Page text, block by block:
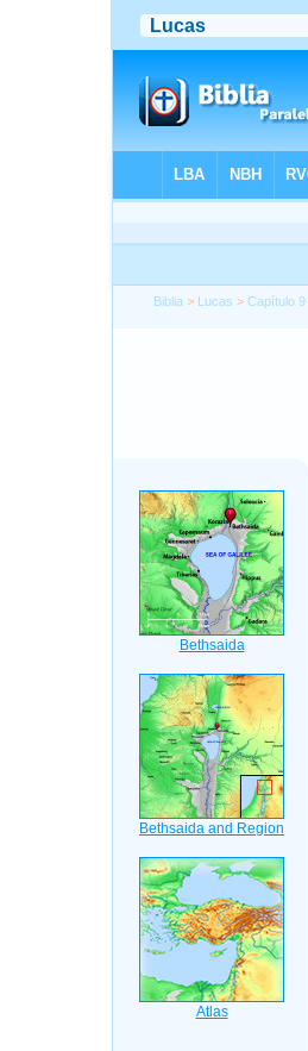
Biblia > Lucas >Capítulo 9